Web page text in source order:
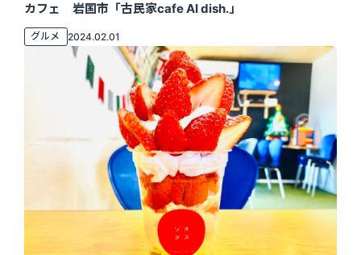
カフェ 岩国市「古民家cafe AI dish.」
グルメ 2024.02.01